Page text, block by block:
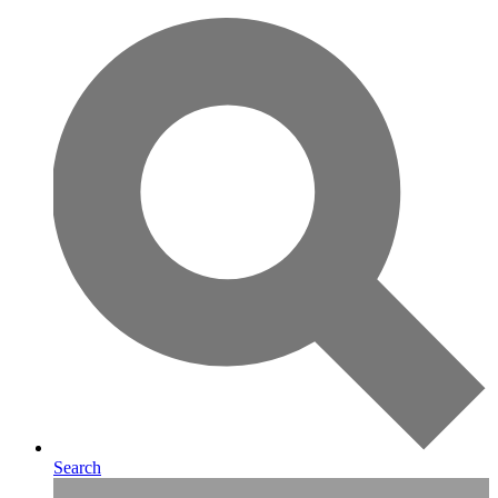
Search